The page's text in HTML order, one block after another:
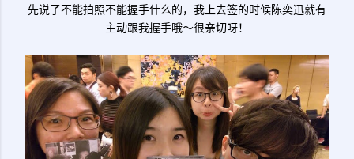
先说了不能拍照不能握手什么的，我上去签的时候陈奕迅就有
主动跟我握手哦～很亲切呀！